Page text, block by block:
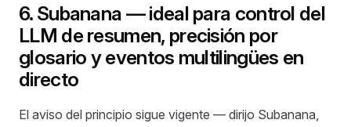
6. Subanana — ideal para control del
LLM de resumen, precisión por
glosario y eventos multilingües en
directo
El aviso del principio sigue vigente — dirijo Subanana,